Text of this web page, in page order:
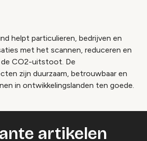
helpt particulieren, bedrijven en
met het scannen, reduceren en
CO2-uitstoot. De
zijn duurzaam, betrouwbaar en
in ontwikkelingslanden ten goede.
artikelen